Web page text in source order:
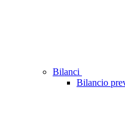
Bilanci
Bilancio